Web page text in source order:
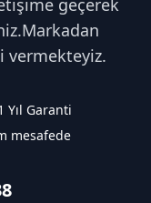
geçerek
vermekteyiz.
Yıl Garanti
mesafede